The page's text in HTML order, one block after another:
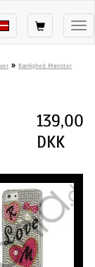
» Kærlighed Mønster
139,00
DKK